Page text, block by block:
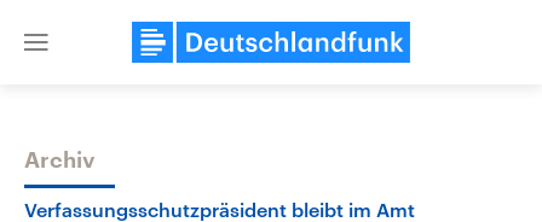
Close
Themen
Archiv
Verfassungsschutzpräsident bleibt im Amt